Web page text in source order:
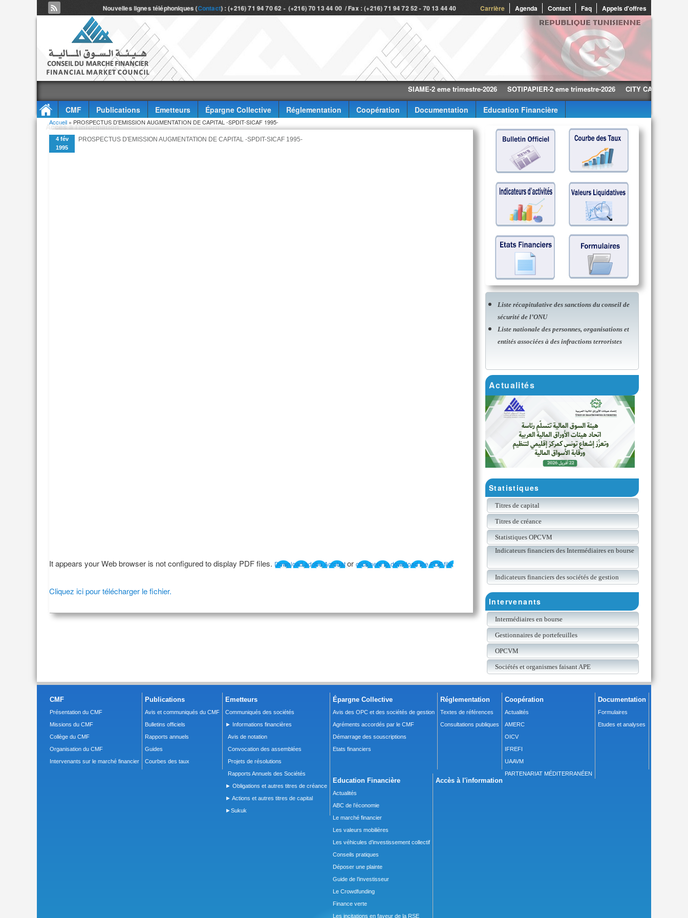
Carrière Agenda Contact Faq Appels d'offres
Nouvelles lignes téléphoniques (Contact) : (+216) 71 94 70 62 - (+216) 70 13 44 00 / Fax : (+216) 71 94 72 52 - 70 13 44 40
SIAME-2 eme trimestre-2026 SOTIPAPIER-2 eme trimestre-2026 CITY CARS-2 eme
CMF Publications Emetteurs Épargne Collective Réglementation Coopération Documentation
Education Financière
Accès à l'information
Vous êtes ici
Accueil » PROSPECTUS D'EMISSION AUGMENTATION DE CAPITAL -SPDIT-SICAF 1995-
4 fév
1995
PROSPECTUS D'EMISSION AUGMENTATION DE CAPITAL -SPDIT-SICAF 1995-
It appears your Web browser is not configured to display PDF files. Download adobe Acrobator click here to download the PDF file.
Cliquez ici pour télécharger le fichier.
Liste récapitulative des sanctions du conseil de
sécurité de l’ONU
Liste nationale des personnes, organisations et
entités associées à des infractions terroristes
Actualités
Statistiques
Titres de capital
Titres de créance
Statistiques OPCVM
Indicateurs financiers des Intermédiaires en bourse
Indicateurs financiers des sociétés de gestion
Intervenants
Intermédiaires en bourse
Gestionnaires de portefeuilles
OPCVM
Sociétés et organismes faisant APE
CMF
Présentation du CMF
Missions du CMF
Collège du CMF
Organisation du CMF
Intervenants sur le marché financier
Publications
Avis et communiqués du CMF
Bulletins officiels
Rapports annuels
Guides
Courbes des taux
Emetteurs
Communiqués des sociétés
► Informations financières
Avis de notation
Convocation des assemblées
Projets de résolutions
Rapports Annuels des Sociétés
► Obligations et autres titres de créance
► Actions et autres titres de capital
►Sukuk
Épargne Collective
Avis des OPC et des sociétés de gestion
Agréments accordés par le CMF
Démarrage des souscriptions
Etats financiers
Réglementation
Textes de références
Consultations publiques
Coopération
Actualités
AMERC
OICV
IFREFI
UAAVM
PARTENARIAT MÉDITERRANÉEN
Documentation
Formulaires
Etudes et analyses
Education Financière
Actualités
ABC de l’économie
Le marché financier
Les valeurs mobilières
Les véhicules d’investissement collectif
Conseils pratiques
Déposer une plainte
Guide de l’investisseur
Le Crowdfunding
Finance verte
Les incitations en faveur de la RSE
Accès à l'information